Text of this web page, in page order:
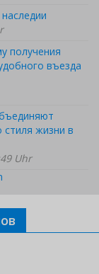
получения
въезда
стиля жизни в
Uhr